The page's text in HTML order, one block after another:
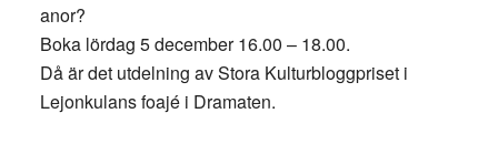
anor?
Boka lördag 5 december 16.00 – 18.00.
Då är det utdelning av Stora Kulturbloggpriset i
Lejonkulans foajé i Dramaten.